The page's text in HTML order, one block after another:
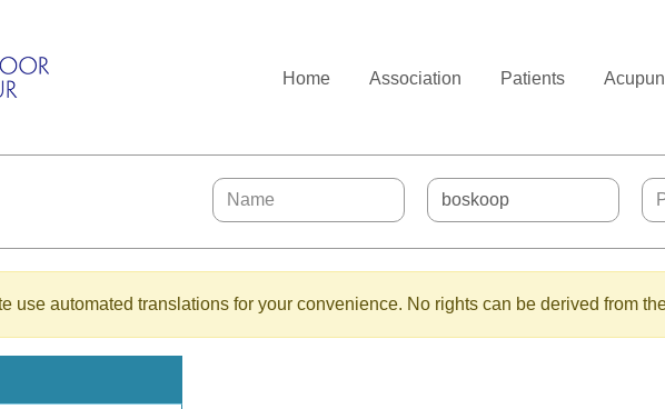
Home Association Patients
use automated translations for your convenience. No rights can be derived from